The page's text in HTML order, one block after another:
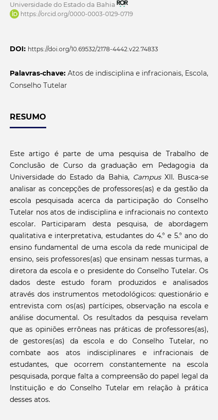
Universidade do Estado da Bahia
https://orcid.org/0000-0003-0129-0719
DOI: https://doi.org/10.69532/2178-4442.v22.74833
Palavras-chave: Atos de indisciplina e infracionais, Escola,
Conselho Tutelar
RESUMO
Este artigo é parte de uma pesquisa de Trabalho de
Conclusão de Curso da graduação em Pedagogia da
Universidade do Estado da Bahia, CampusXII. Busca-se
analisar as concepções de professores(as) e da gestão da
escola pesquisada acerca da participação do Conselho
Tutelar nos atos de indisciplina e infracionais no contexto
escolar. Participaram desta pesquisa, de abordagem
qualitativa e interpretativa, estudantes do 4.° e 5.° ano do
ensino fundamental de uma escola da rede municipal de
ensino, seis professores(as) que ensinam nessas turmas, a
diretora da escola e o presidente do Conselho Tutelar. Os
dados deste estudo foram produzidos e analisados
através dos instrumentos metodológicos: questionário e
entrevista com os(as) partícipes, observação na escola e
análise documental. Os resultados da pesquisa revelam
que as opiniões errôneas nas práticas de professores(as),
de gestores(as) da escola e do Conselho Tutelar, no
combate aos atos indisciplinares e infracionais de
estudantes, que ocorrem constantemente na escola
pesquisada, porque falta a compreensão do papel legal da
Instituição e do Conselho Tutelar em relação à prática
desses atos.